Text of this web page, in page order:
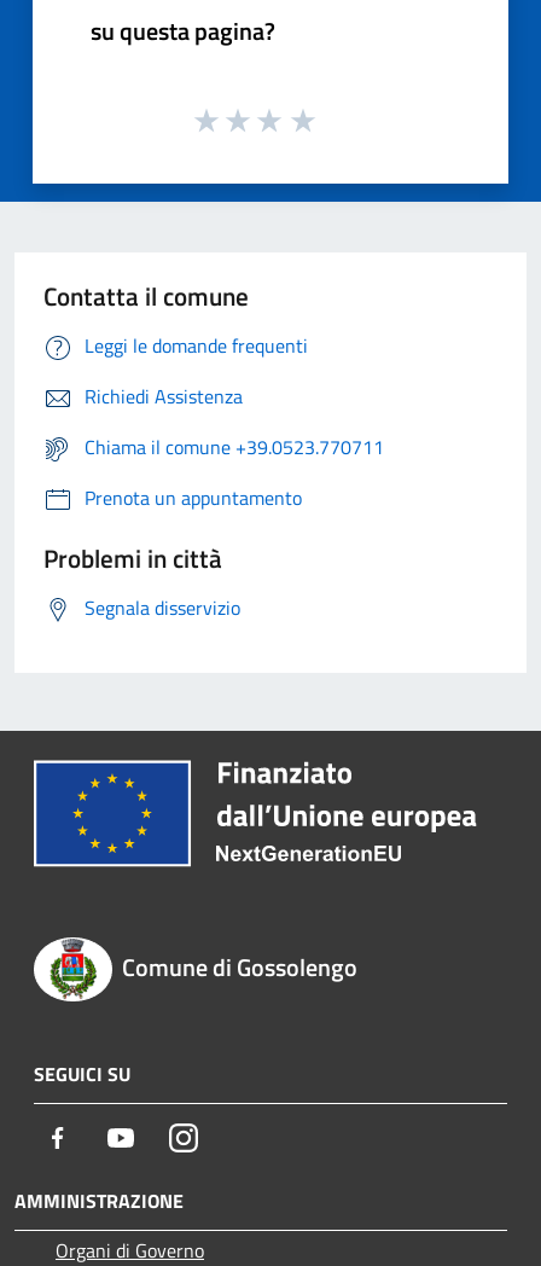
su questa pagina?
Contatta il comune
Leggi le domande frequenti
Richiedi Assistenza
Chiama il comune +39.0523.770711
Prenota un appuntamento
Problemi in città
Segnala disservizio
Comune di Gossolengo
SEGUICI SU
Facebook YoutubeInstagram
AMMINISTRAZIONE
Organi di Governo